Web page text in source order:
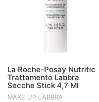
La Roche-Posay Nutritic
Trattamento Labbra
Secche Stick 4,7 Ml
MAKE UP LABBRA